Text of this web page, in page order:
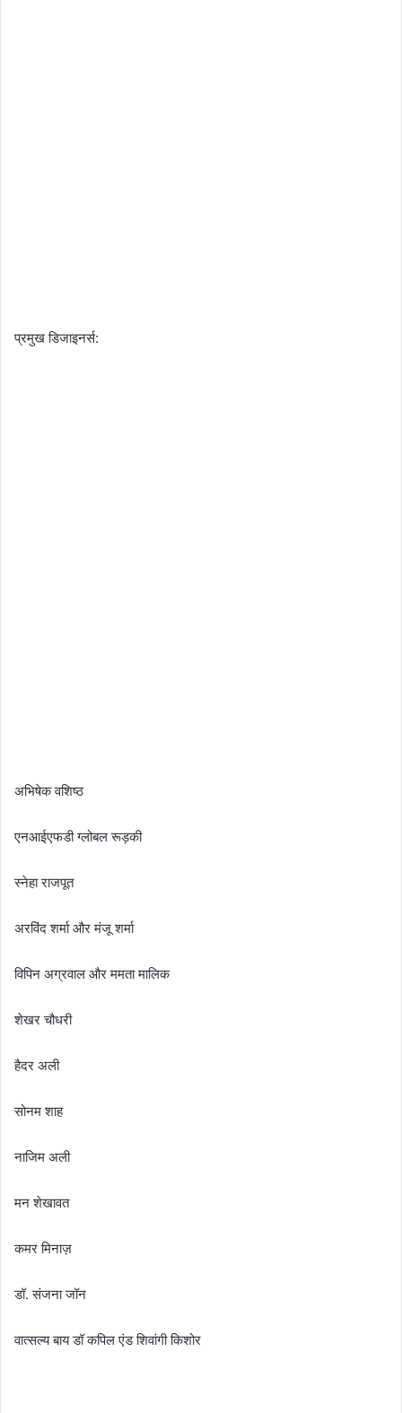
प्रमुख डिजाइनर्स:
अभिषेक वशिष्ठ
एनआईएफडी ग्लोबल रूड़की
स्नेहा राजपूत
अरविंद शर्मा और मंजू शर्मा
विपिन अग्रवाल और ममता मालिक
शेखर चौधरी
हैदर अली
सोनम शाह
नाजिम अली
मन शेखावत
कमर मिनाज़
डॉ. संजना जॉन
वात्सल्य बाय डॉ कपिल एंड शिवांगी किशोर